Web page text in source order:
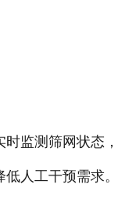
监测筛网状态，
人工干预需求。